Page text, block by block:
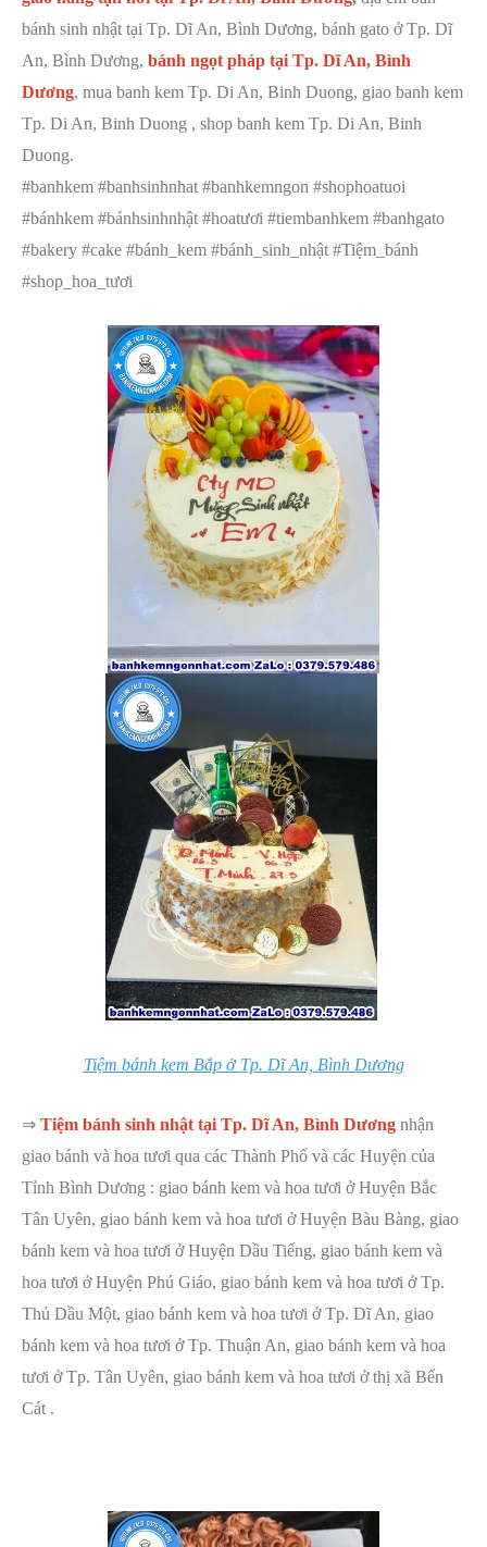
bánh sinh nhật tại Tp. Dĩ An, Bình Dương, bánh gato ở Tp. Dĩ
An, Bình Dương, bánh ngọt pháp tại Tp. Dĩ An, Bình
Dương, mua banh kem Tp. Di An, Binh Duong, giao banh kem
Tp. Di An, Binh Duong , shop banh kem Tp. Di An, Binh
Duong.
#banhkem #banhsinhnhat #banhkemngon #shophoatuoi
#bánhkem #bánhsinhnhật #hoatươi #tiembanhkem #banhgato
#bakery #cake #bánh_kem #bánh_sinh_nhật #Tiệm_bánh
#shop_hoa_tươi
Tiệm bánh kem Bắp ở Tp. Dĩ An, Bình Dương
⇒ Tiệm bánh sinh nhật tại Tp. Dĩ An, Bình Dương nhận
giao bánh và hoa tươi qua các Thành Phố và các Huyện của
Tỉnh Bình Dương : giao bánh kem và hoa tươi ở Huyện Bắc
Tân Uyên, giao bánh kem và hoa tươi ở Huyện Bàu Bàng, giao
bánh kem và hoa tươi ở Huyện Dầu Tiếng, giao bánh kem và
hoa tươi ở Huyện Phú Giáo, giao bánh kem và hoa tươi ở Tp.
Thủ Dầu Một, giao bánh kem và hoa tươi ở Tp. Dĩ An, giao
bánh kem và hoa tươi ở Tp. Thuận An, giao bánh kem và hoa
tươi ở Tp. Tân Uyên, giao bánh kem và hoa tươi ở thị xã Bến
Cát .